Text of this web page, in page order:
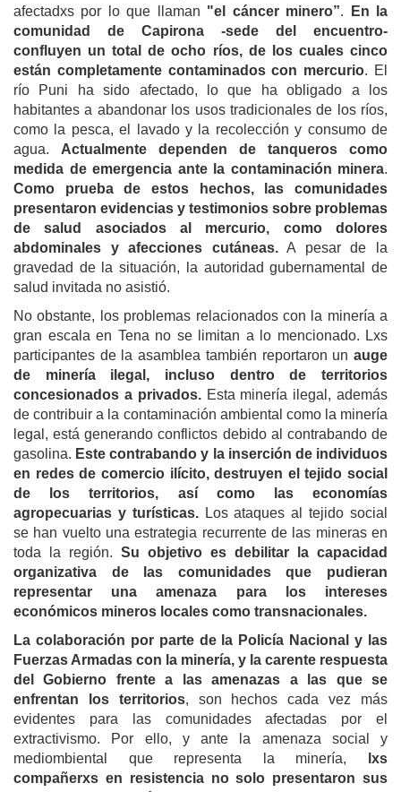
afectadxs por lo que llaman "el cáncer minero”.
En la
comunidad de Capirona -sede del encuentro-
confluyen un total de ocho ríos, de los cuales cinco
están completamente contaminados con mercurio. El
río Puni ha sido afectado, lo que ha obligado a los
habitantes a abandonar los usos tradicionales de los ríos,
como la pesca, el lavado y la recolección y consumo de
agua. Actualmente dependen de tanqueros como
medida de emergencia ante la contaminación minera.
Como prueba de estos hechos, las comunidades
presentaron evidencias y testimonios sobre problemas
de salud asociados al mercurio, como dolores
abdominales y afecciones cutáneas.A pesar de la
gravedad de la situación, la autoridad gubernamental de
salud invitada no asistió.
No obstante, los problemas relacionados con la minería a
gran escala en Tena no se limitan a lo mencionado. Lxs
participantes de la asamblea también reportaron un auge
de minería ilegal, incluso dentro de territorios
concesionados a privados.Esta minería ilegal, además
de contribuir a la contaminación ambiental como la minería
legal, está generando conflictos debido al contrabando de
gasolina. Este contrabando y la inserción de individuos
en redes de comercio ilícito, destruyen el tejido social
de los territorios, así como las economías
agropecuarias y turísticas.Los ataques al tejido social
se han vuelto una estrategia recurrente de las mineras en
toda la región. Su objetivo es debilitar la capacidad
organizativa de las comunidades que pudieran
representar una amenaza para los intereses
económicos mineros locales como transnacionales.
La colaboración por parte de la Policía Nacional y las
Fuerzas Armadas con la minería, y la carente respuesta
del Gobierno frente a las amenazas a las que se
enfrentan los territorios, son hechos cada vez más
evidentes para las comunidades afectadas por el
extractivismo. Por ello, y ante la amenaza social y
mediombiental que representa la minería,
lxs
compañerxs en resistencia no solo presentaron sus